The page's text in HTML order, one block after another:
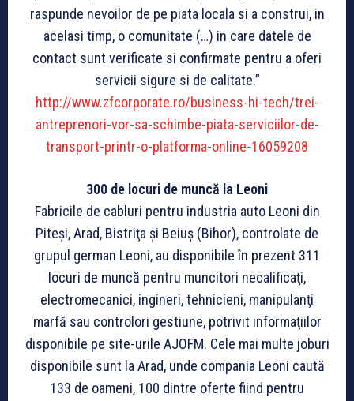
raspunde nevoilor de pe piata locala si a construi, in
acelasi timp, o comunitate (…) in care datele de
contact sunt verificate si confirmate pentru a oferi
servicii sigure si de calitate.”
http://www.zfcorporate.ro/business-hi-tech/trei-
antreprenori-vor-sa-schimbe-piata-serviciilor-de-
transport-printr-o-platforma-online-16059208
300 de locuri de muncă la Leoni
Fabricile de cabluri pentru industria auto Leoni din
Piteşi, Arad, Bistriţa şi Beiuş (Bihor), controlate de
grupul german Leoni, au disponibile în prezent 311
locuri de muncă pentru muncitori necalificaţi,
electromecanici, ingineri, tehnicieni, manipulanţi
marfă sau controlori gestiune, potrivit informaţiilor
disponibile pe site-urile AJOFM. Cele mai multe joburi
disponibile sunt la Arad, unde compania Leoni caută
133 de oameni, 100 dintre oferte fiind pentru